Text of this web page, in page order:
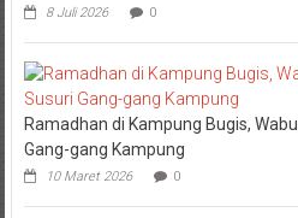
8 Juli 2026 0
Ramadhan di Kampung Bugis,
Gang-gang Kampung
10 Maret 2026 0